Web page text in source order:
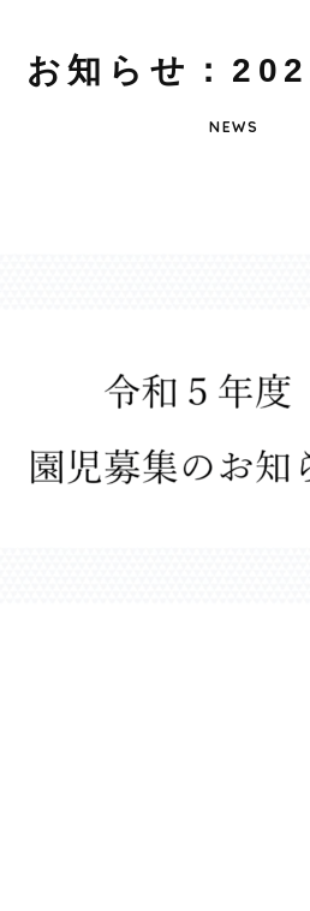
お知 ら せ ： 2 0 2
NEWS